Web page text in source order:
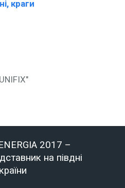
краги
2017 –
на півдні